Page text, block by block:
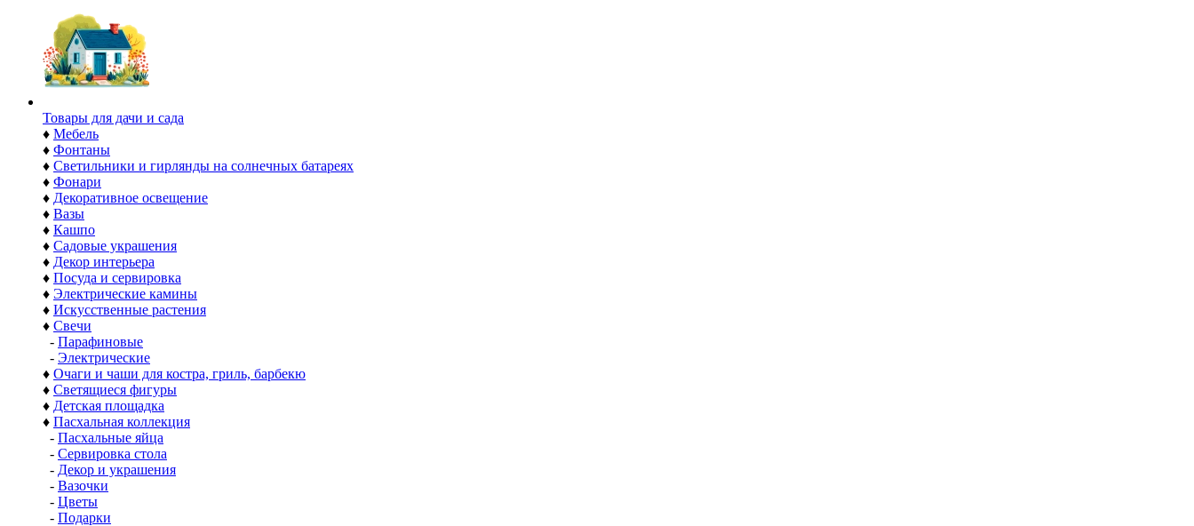
Товары для дачи и сада
♦ Мебель
♦ Фонтаны
♦ Светильники и гирлянды на солнечных батареях
♦ Фонари
♦ Декоративное освещение
♦ Вазы
♦ Кашпо
♦ Садовые украшения
♦ Декор интерьера
♦ Посуда и сервировка
♦ Электрические камины
♦ Искусственные растения
♦ Свечи
- Парафиновые
- Электрические
♦ Очаги и чаши для костра, гриль, барбекю
♦ Светящиеся фигуры
♦ Детская площадка
♦ Пасхальная коллекция
- Пасхальные яйца
- Сервировка стола
- Декор и украшения
- Вазочки
- Цветы
- Подарки